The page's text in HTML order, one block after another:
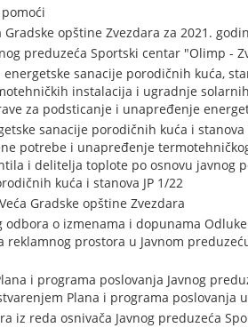
opštine Zvezdara za 2021.
preduzeća Sportski centar "Olimp -
sanacije porodičnih kuća,
instalacija i ugradnje
za podsticanje i unapređenje
sanacije porodičnih kuća i
potrebe i unapređenje
i delitelja toplote po osnovu javnog
kuća i stanova JP 1/22
Gradske opštine Zvezdara
o izmenama i dopunama
prostora u Javnom
i programa poslovanja Javnog
Plana i programa poslovanja
iz reda osnivača Javnog preduzeća